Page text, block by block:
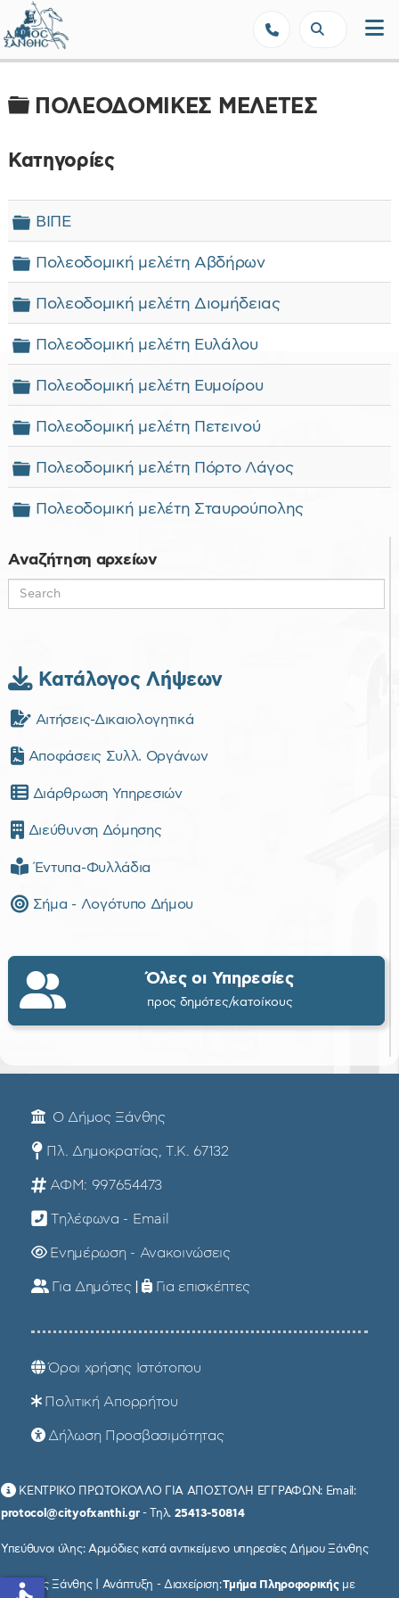
Φάκελος
ΠΟΛΕΟΔΟΜΙΚΕΣ ΜΕΛΕΤΕΣ
Κατηγορίες
Φάκελος
ΒΙΠΕ
Φάκελος
Πολεοδομική μελέτη Αβδήρων
Φάκελος
Πολεοδομική μελέτη Διομήδειας
Φάκελος
Πολεοδομική μελέτη Ευλάλου
Φάκελος
Πολεοδομική μελέτη Ευμοίρου
Φάκελος
Πολεοδομική μελέτη Πετεινού
Φάκελος
Πολεοδομική μελέτη Πόρτο Λάγος
Φάκελος
Πολεοδομική μελέτη Σταυρούπολης
Αναζήτηση αρχείων
Κατάλογος Λήψεων
Αιτήσεις-Δικαιολογητικά
Αποφάσεις Συλλ. Οργάνων
Διάρθρωση Υπηρεσιών
Διεύθυνση Δόμησης
Έντυπα-Φυλλάδια
Σήμα - Λογότυπο Δήμου
Όλες οι Υπηρεσίες
προς δημότες/κατοίκους
Ο Δήμος Ξάνθης
Πλ. Δημοκρατίας, Τ.Κ. 67132
ΑΦΜ: 997654473
Τηλέφωνα - Email
Ενημέρωση - Ανακοινώσεις
Για Δημότες | Για επισκέπτες
Όροι χρήσης Ιστότοπου
Πολιτική Απορρήτου
Δήλωση Προσβασιμότητας
ΚΕΝΤΡΙΚΟ ΠΡΩΤΟΚΟΛΛΟ ΓΙΑ ΑΠΟΣΤΟΛΗ ΕΓΓΡΑΦΩΝ: Email:
protocol@cityofxanthi.gr- Τηλ. 25413-50814
Υπεύθυνοι ύλης: Αρμόδιες κατά αντικείμενο υπηρεσίες Δήμου Ξάνθης
© Δήμος Ξάνθης | Ανάπτυξη - Διαχείριση:Τμήμα Πληροφορικήςμε